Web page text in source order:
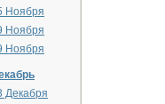
Ноября
Ноября
Ноября
Декабря